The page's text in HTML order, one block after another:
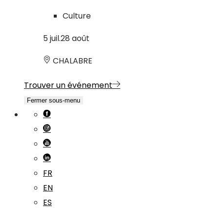
Culture
5 juil.28 août
CHALABRE
Trouver un événement
Fermer sous-menu
FR
EN
ES